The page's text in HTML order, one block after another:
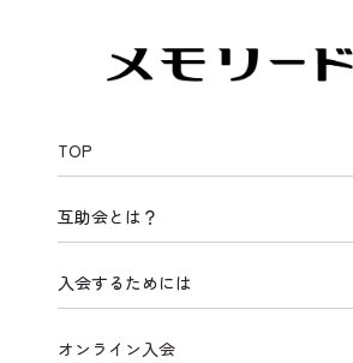
TOP
互助会とは？
入会するためには
オンライン入会